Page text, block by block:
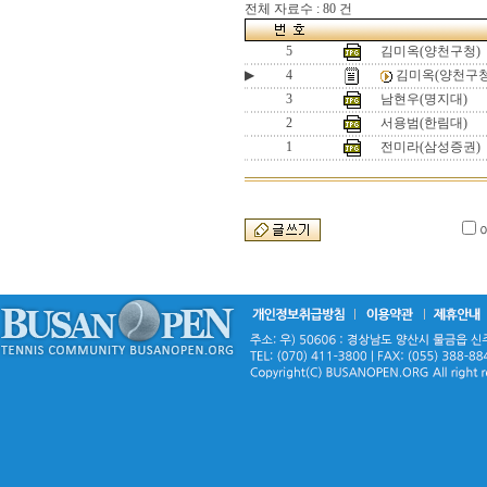
전체 자료수 : 80 건
5
김미옥(양천구청)
▶
4
김미옥(양천구
3
남현우(명지대)
2
서용범(한림대)
1
전미라(삼성증권)